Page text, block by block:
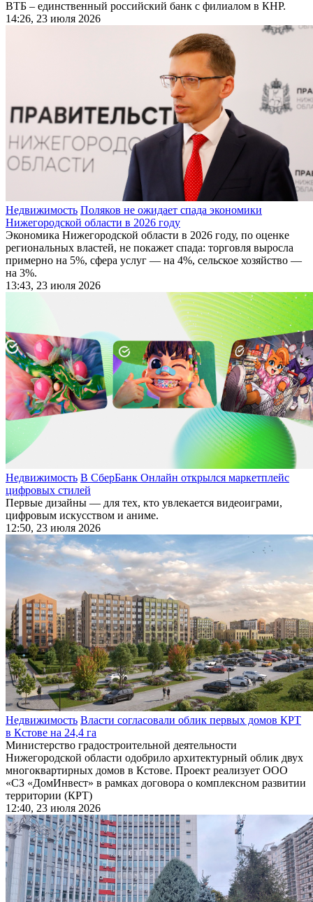
ВТБ – единственный российский банк с филиалом в КНР.
14:26, 23 июля 2026
Недвижимость Поляков не ожидает спада экономики
Нижегородской области в 2026 году
Экономика Нижегородской области в 2026 году, по оценке
региональных властей, не покажет спада: торговля выросла
примерно на 5%, сфера услуг — на 4%, сельское хозяйство —
на 3%.
13:43, 23 июля 2026
Недвижимость В СберБанк Онлайн открылся маркетплейс
цифровых стилей
Первые дизайны — для тех, кто увлекается видеоиграми,
цифровым искусством и аниме.
12:50, 23 июля 2026
Недвижимость Власти согласовали облик первых домов КРТ
в Кстове на 24,4 га
Министерство градостроительной деятельности
Нижегородской области одобрило архитектурный облик двух
многоквартирных домов в Кстове. Проект реализует ООО
«СЗ «ДомИнвест» в рамках договора о комплексном развитии
территории (КРТ)
12:40, 23 июля 2026